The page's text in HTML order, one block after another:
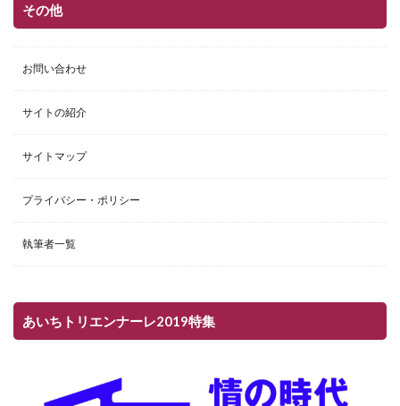
その他
お問い合わせ
サイトの紹介
サイトマップ
プライバシー・ポリシー
執筆者一覧
あいちトリエンナーレ2019特集